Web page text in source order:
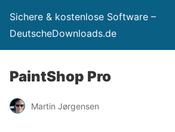
Sichere & kostenlose Software –
DeutscheDownloads.de
PaintShop Pro
Martin Jørgensen